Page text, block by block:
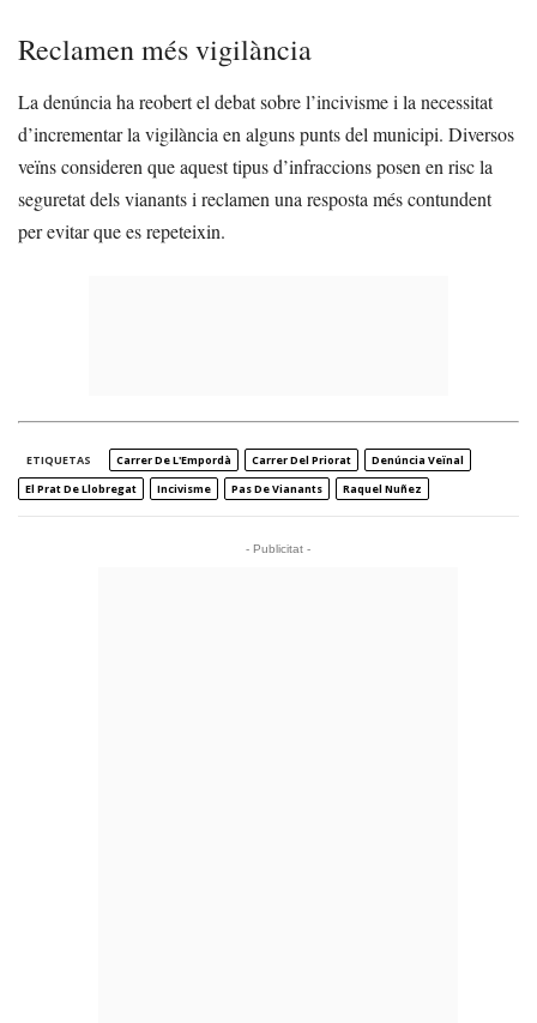
Reclamen més vigilància
La denúncia ha reobert el debat sobre l’incivisme i la necessitat
d’incrementar la vigilància en alguns punts del municipi. Diversos
veïns consideren que aquest tipus d’infraccions posen en risc la
seguretat dels vianants i reclamen una resposta més contundent
per evitar que es repeteixin.
ETIQUETAS Carrer De L'Empordà Carrer Del Priorat
Denúncia Veïnal
El Prat De Llobregat
Incivisme Pas De Vianants Raquel Nuñez
- Publicitat -